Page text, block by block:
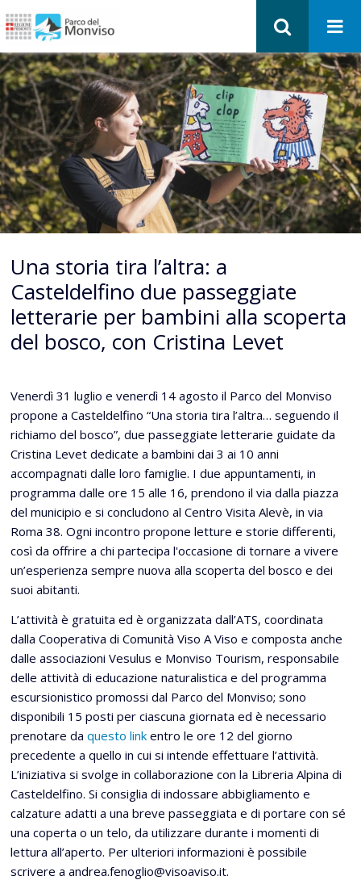
Una storia tira l’altra: a
Casteldelfino due passeggiate
letterarie per bambini alla scoperta
del bosco, con Cristina Levet
Venerdì 31 luglio e venerdì 14 agosto il Parco del Monviso
propone a Casteldelfino “Una storia tira l’altra… seguendo il
richiamo del bosco”, due passeggiate letterarie guidate da
Cristina Levet dedicate a bambini dai 3 ai 10 anni
accompagnati dalle loro famiglie. I due appuntamenti, in
programma dalle ore 15 alle 16, prendono il via dalla piazza
del municipio e si concludono al Centro Visita Alevè, in via
Roma 38. Ogni incontro propone letture e storie differenti,
così da offrire a chi partecipa l'occasione di tornare a vivere
un’esperienza sempre nuova alla scoperta del bosco e dei
suoi abitanti.
L’attività è gratuita ed è organizzata dall’ATS, coordinata
dalla Cooperativa di Comunità Viso A Viso e composta anche
dalle associazioni Vesulus e Monviso Tourism, responsabile
delle attività di educazione naturalistica e del programma
escursionistico promossi dal Parco del Monviso; sono
disponibili 15 posti per ciascuna giornata ed è necessario
prenotare da questo link entro le ore 12 del giorno
precedente a quello in cui si intende effettuare l’attività.
L’iniziativa si svolge in collaborazione con la Libreria Alpina di
Casteldelfino. Si consiglia di indossare abbigliamento e
calzature adatti a una breve passeggiata e di portare con sé
una coperta o un telo, da utilizzare durante i momenti di
lettura all’aperto. Per ulteriori informazioni è possibile
scrivere a andrea.fenoglio@visoaviso.it.